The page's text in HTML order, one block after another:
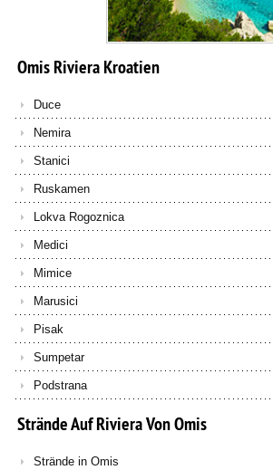
OmisRivieraKroatien
Duce
Nemira
Stanici
Ruskamen
Lokva Rogoznica
Medici
Mimice
Marusici
Pisak
Sumpetar
Podstrana
SträndeAufRivieraVonOmis
Strände in Omis